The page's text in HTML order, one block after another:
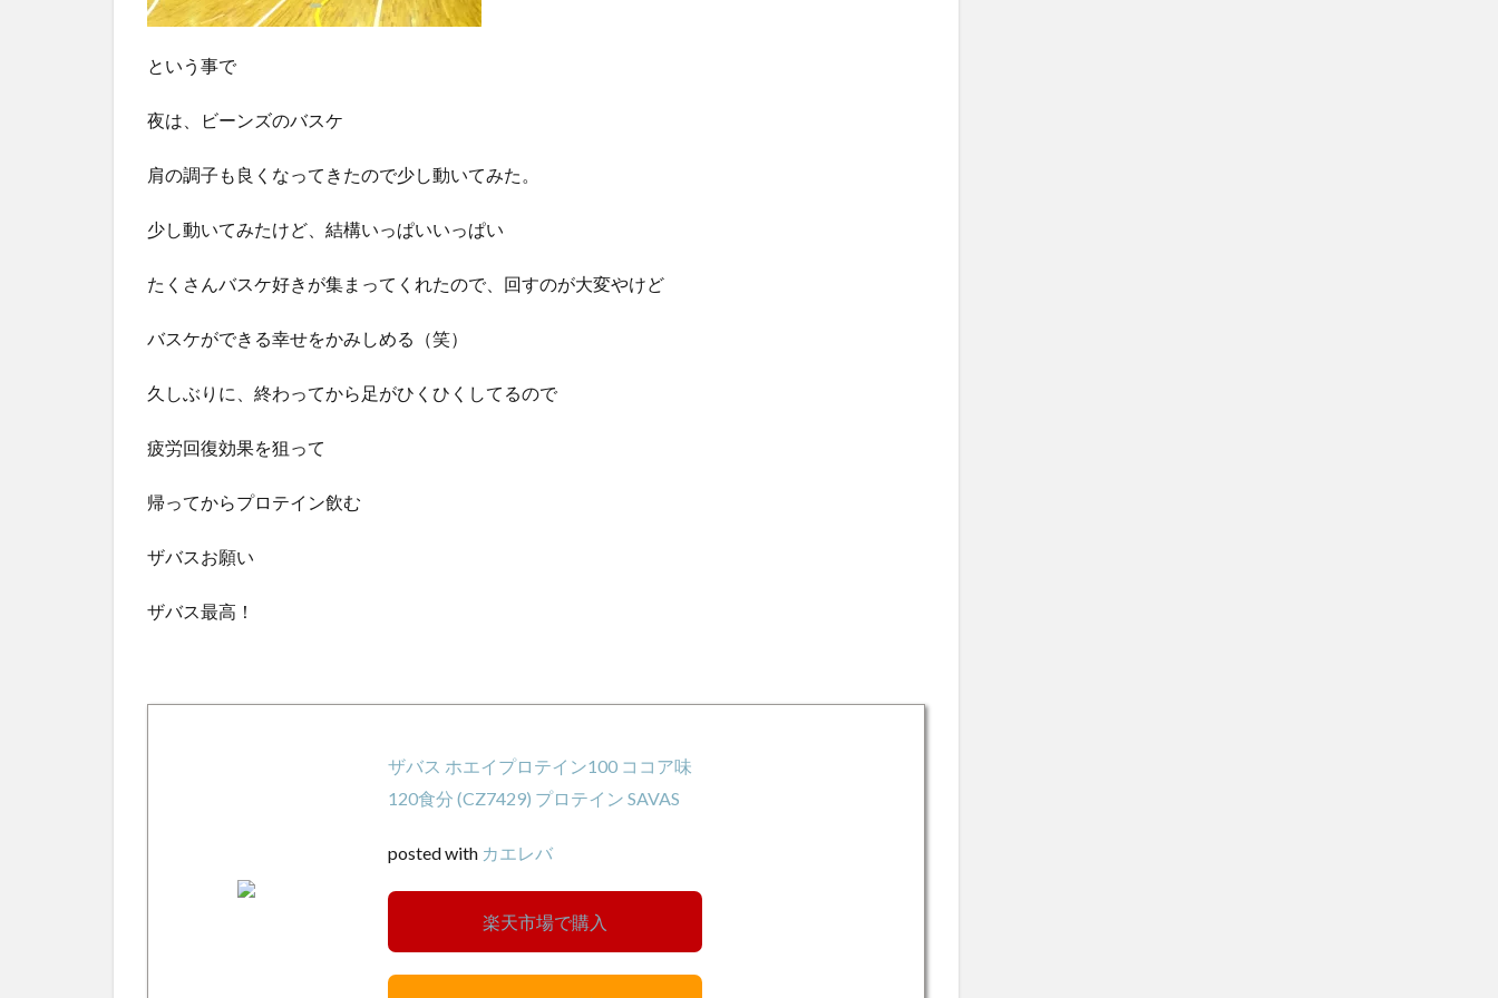
という事で
夜は、ビーンズのバスケ
肩の調子も良くなってきたので少し動いてみた。
少し動いてみたけど、結構いっぱいいっぱい
たくさんバスケ好きが集まってくれたので、回すのが大変やけど
バスケができる幸せをかみしめる（笑）
久しぶりに、終わってから足がひくひくしてるので
疲労回復効果を狙って
帰ってからプロテイン飲む
ザバスお願い
ザバス最高！
ザバス ホエイプロテイン100 ココア味
120食分 (CZ7429) プロテイン SAVAS
posted with カエレバ
楽天市場で購入